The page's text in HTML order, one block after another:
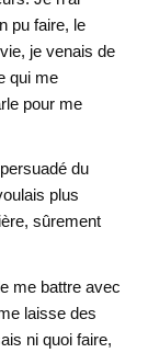
pu faire, le
je venais de
qui me
pour me
du
plus
sûrement
me battre avec
laisse des
ni quoi faire,